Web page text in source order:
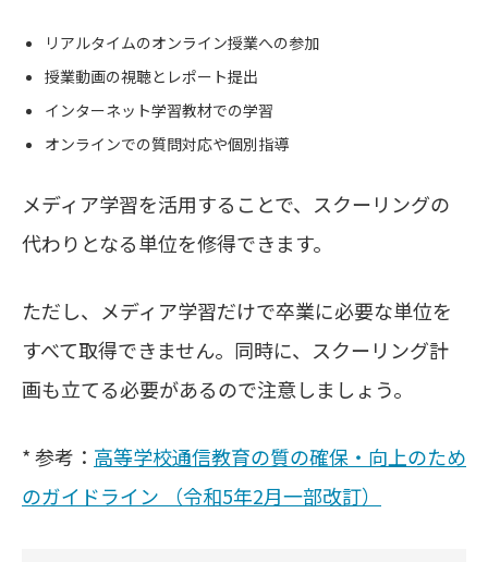
リアルタイムのオンライン授業への参加
授業動画の視聴とレポート提出
インターネット学習教材での学習
オンラインでの質問対応や個別指導
メディア学習を活用することで、スクーリングの
代わりとなる単位を修得できます。
ただし、メディア学習だけで卒業に必要な単位を
すべて取得できません。同時に、スクーリング計
画も立てる必要があるので注意しましょう。
* 参考： 高等学校通信教育の質の確保・向上のため
のガイドライン （令和5年2月一部改訂）